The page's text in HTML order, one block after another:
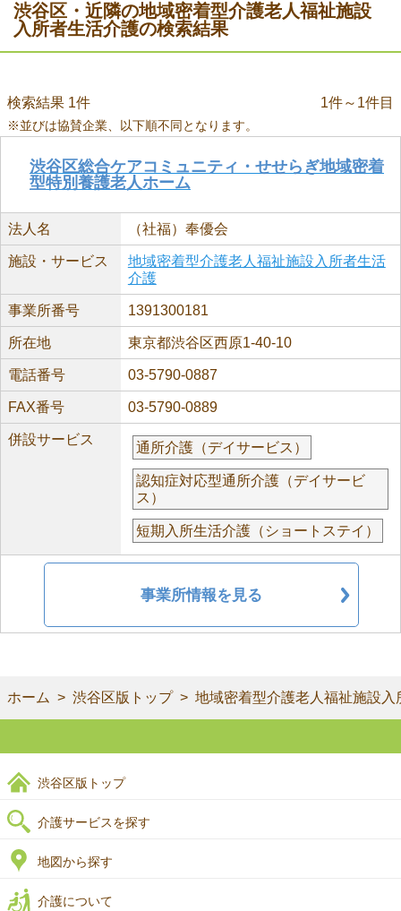
渋谷区・近隣の地域密着型介護老人福祉施設
入所者生活介護の検索結果
検索結果 1件 1件～1件目
※並びは協賛企業、以下順不同となります。
渋谷区総合ケアコミュニティ・せせらぎ地域密着
型特別養護老人ホーム
法人名 （社福）奉優会
施設・サービス
地域密着型介護老人福祉施設入所者生活
介護
事業所番号 1391300181
所在地 東京都渋谷区西原1-40-10
電話番号 03-5790-0887
FAX番号 03-5790-0889
併設サービス
通所介護（デイサービス）
認知症対応型通所介護（デイサービ
ス）
短期入所生活介護（ショートステイ）
事業所情報を見る
ホーム 渋谷区版トップ 地域密着型介護老人福祉施設
渋谷区版トップ
介護サービスを探す
地図から探す
介護について